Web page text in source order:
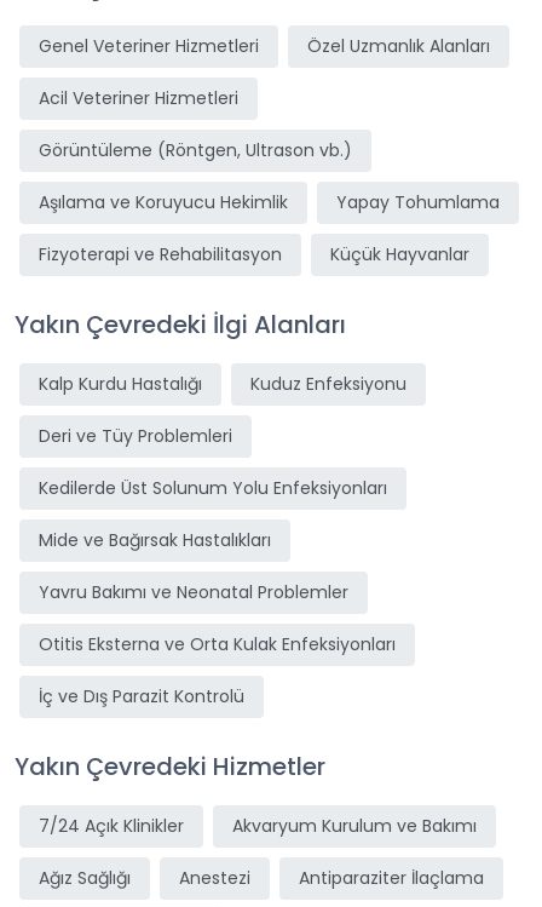
Genel Veteriner Hizmetleri Özel Uzmanlık Alanları
Acil Veteriner Hizmetleri
Görüntüleme (Röntgen, Ultrason vb.)
Aşılama ve Koruyucu Hekimlik Yapay Tohumlama
Fizyoterapi ve Rehabilitasyon Küçük Hayvanlar
Yakın Çevredeki İlgi Alanları
Kalp Kurdu Hastalığı Kuduz Enfeksiyonu
Deri ve Tüy Problemleri
Kedilerde Üst Solunum Yolu Enfeksiyonları
Mide ve Bağırsak Hastalıkları
Yavru Bakımı ve Neonatal Problemler
Otitis Eksterna ve Orta Kulak Enfeksiyonları
İç ve Dış Parazit Kontrolü
Yakın Çevredeki Hizmetler
7/24 Açık Klinikler Akvaryum Kurulum ve Bakımı
Ağız Sağlığı Anestezi Antiparaziter İlaçlama